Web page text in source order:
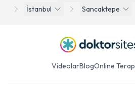
İstanbul
Sancaktepe
VideolarBlogOnline